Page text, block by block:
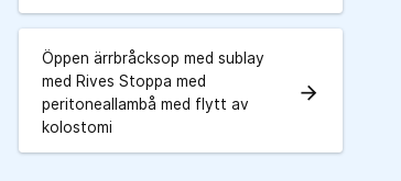
Öppen ärrbråcksop med sublay
med Rives Stoppa med
peritoneallambå med flytt av
kolostomi
arrow_forward